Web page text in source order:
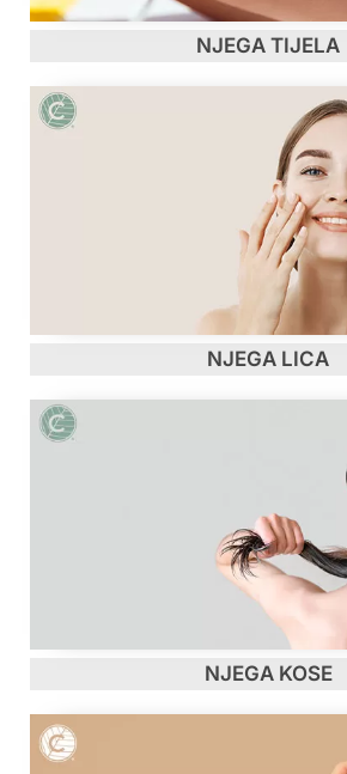
NJEGA TIJELA
NJEGA LICA
NJEGA KOSE